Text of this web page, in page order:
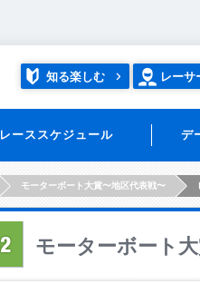
知る楽しむ レーサ
レーススケジュール デ
モーターボート大賞〜地区代表戦〜
モーターボート